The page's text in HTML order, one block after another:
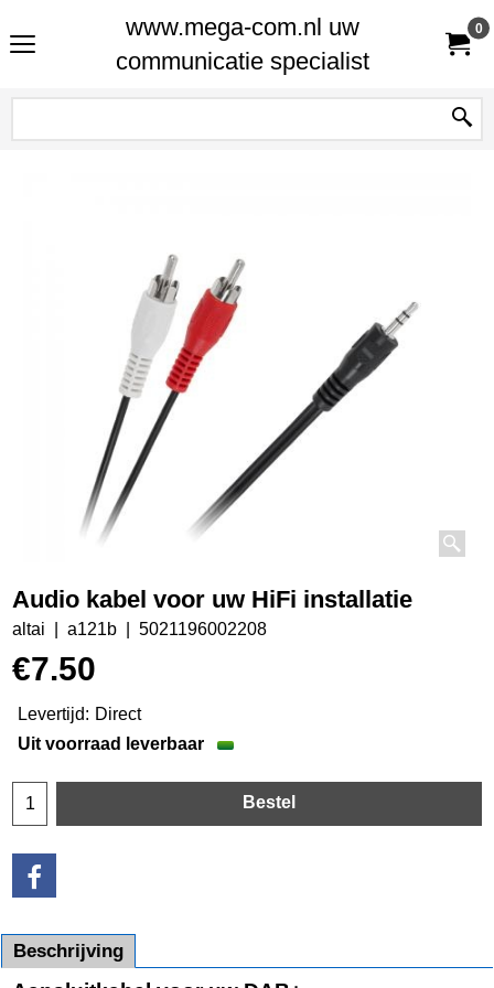
www.mega-com.nl uw
communicatie specialist
0
Audio kabel voor uw HiFi installatie
altai a121b 5021196002208
€7.50
Levertijd: Direct
Uit voorraad leverbaar
Bestel
Beschrijving